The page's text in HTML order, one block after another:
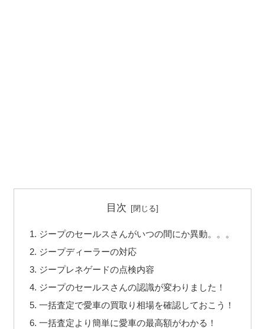
目次
ジープのセールスさんがいつの間にか異動。。。
ジープディーラーの対応
ジープレネゲードの点検内容
ジープのセールスさんの認識が変わりました！
一括査定で愛車の買取り相場を確認しておこう！
一括査定より簡単に愛車の最高額がわかる！